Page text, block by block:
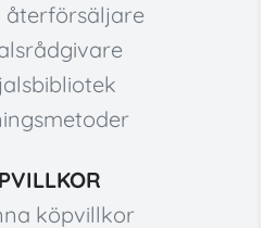
återförsäljare
köpvillkor